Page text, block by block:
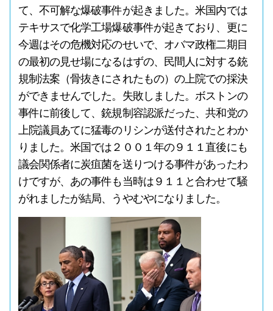
て、不可解な爆破事件が起きました。米国内では
テキサスで化学工場爆破事件が起きており、更に
今週はその危機対応のせいで、オバマ政権二期目
の最初の見せ場になるはずの、民間人に対する銃
規制法案（骨抜きにされたもの）の上院での採決
ができませんでした。失敗しました。ボストンの
事件に前後して、銃規制容認派だった、共和党の
上院議員あてに猛毒のリシンが送付されたとわか
りました。米国では２００１年の９１１直後にも
議会関係者に炭疽菌を送りつける事件があったわ
けですが、あの事件も当時は９１１と合わせて騒
がれましたが結局、うやむやになりました。